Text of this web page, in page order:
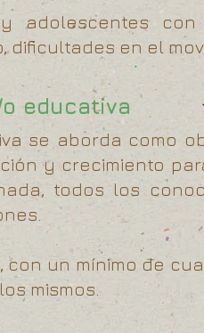
adolescentes con
en el
educativa
se aborda como
y crecimiento
todos los
con un mínimo de
mismos.